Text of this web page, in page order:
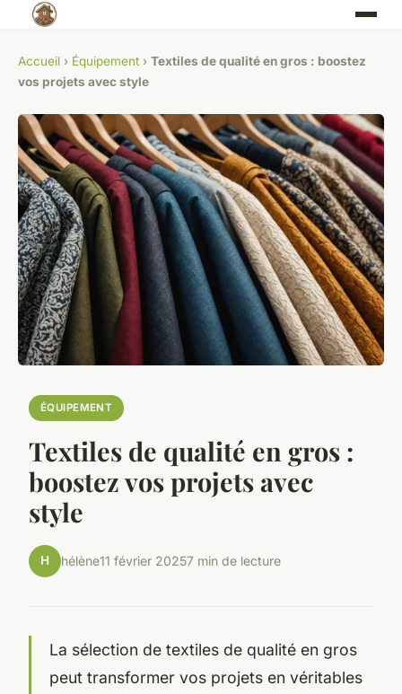
Accueil › Équipement › Textiles de qualité en gros : boostez
vos projets avec style
ÉQUIPEMENT
Textiles de qualité en gros :
boostez vos projets avec
style
H hélène11 février 20257 min de lecture
La sélection de textiles de qualité en gros
peut transformer vos projets en véritables